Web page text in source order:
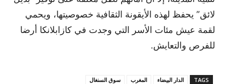
لائق” يحفظ لهذه الأيقونة الثقافية خصوصيتها، ويحمي
لقمة عيش مئات الأسر التي وجدت في كازابلانكا أرضا
للفرص والتعايش.
TAGS الدار البيضاء المغرب سوق السنغال